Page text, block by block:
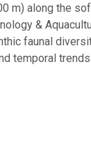
m) along the
&
faunal
temporal